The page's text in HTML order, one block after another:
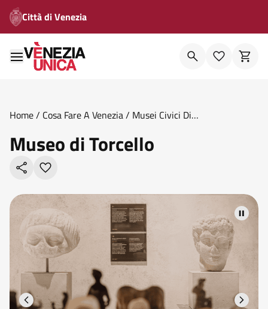
Città di Venezia
Home/ Cosa Fare A Venezia/ Musei Civici Di
Museo di Torcello